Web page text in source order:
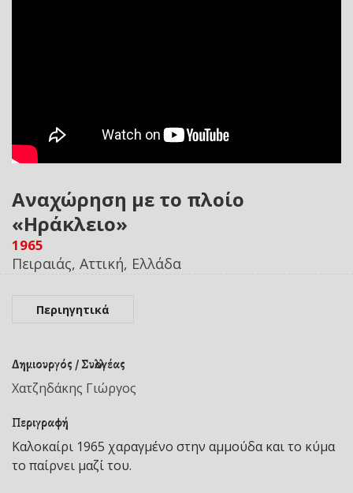
Αναχώρηση με το πλοίο
«Ηράκλειο»
1965
Πειραιάς, Αττική, Ελλάδα
Περιηγητικά
Δημιουργός / Συλλογέας
Χατζηδάκης Γιώργος
Περιγραφή
Καλοκαίρι 1965 χαραγμένο στην αμμούδα και το κύμα
το παίρνει μαζί του.